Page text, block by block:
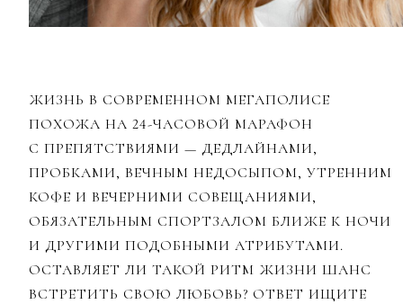
ЖИЗНЬ В СОВРЕМЕННОМ МЕГАПОЛИСЕ
ПОХОЖА НА 24-ЧАСОВОЙ МАРАФОН
С ПРЕПЯТСТВИЯМИ — ДЕДЛАЙНАМИ,
ПРОБКАМИ, ВЕЧНЫМ НЕДОСЫПОМ, УТРЕННИМ
КОФЕ И ВЕЧЕРНИМИ СОВЕЩАНИЯМИ,
ОБЯЗАТЕЛЬНЫМ СПОРТЗАЛОМ БЛИЖЕ К НОЧИ
И ДРУГИМИ ПОДОБНЫМИ АТРИБУТАМИ.
ОСТАВЛЯЕТ ЛИ ТАКОЙ РИТМ ЖИЗНИ ШАНС
ВСТРЕТИТЬ СВОЮ ЛЮБОВЬ? ОТВЕТ ИЩИТЕ